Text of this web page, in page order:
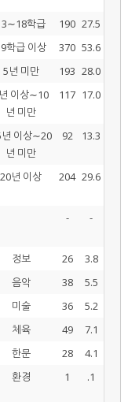
학급 190 27.5
학급 이상
370 53.6
5년 미만 193 28.0
이상∼10
년 미만
117 17.0
년 이상∼20
년 미만
92 13.3
20년 이상 204 29.6
- -
정보 26
3.8
음악 38
5.5
미술 36
5.2
체육 49
7.1
한문 28
4.1
환경 1 .1